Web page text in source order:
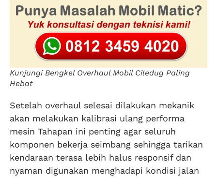
Kunjungi Bengkel Overhaul Mobil Ciledug Paling
Hebat
Setelah overhaul selesai dilakukan mekanik
akan melakukan kalibrasi ulang performa
mesin Tahapan ini penting agar seluruh
komponen bekerja seimbang sehingga tarikan
kendaraan terasa lebih halus responsif dan
nyaman digunakan menghadapi kondisi jalan